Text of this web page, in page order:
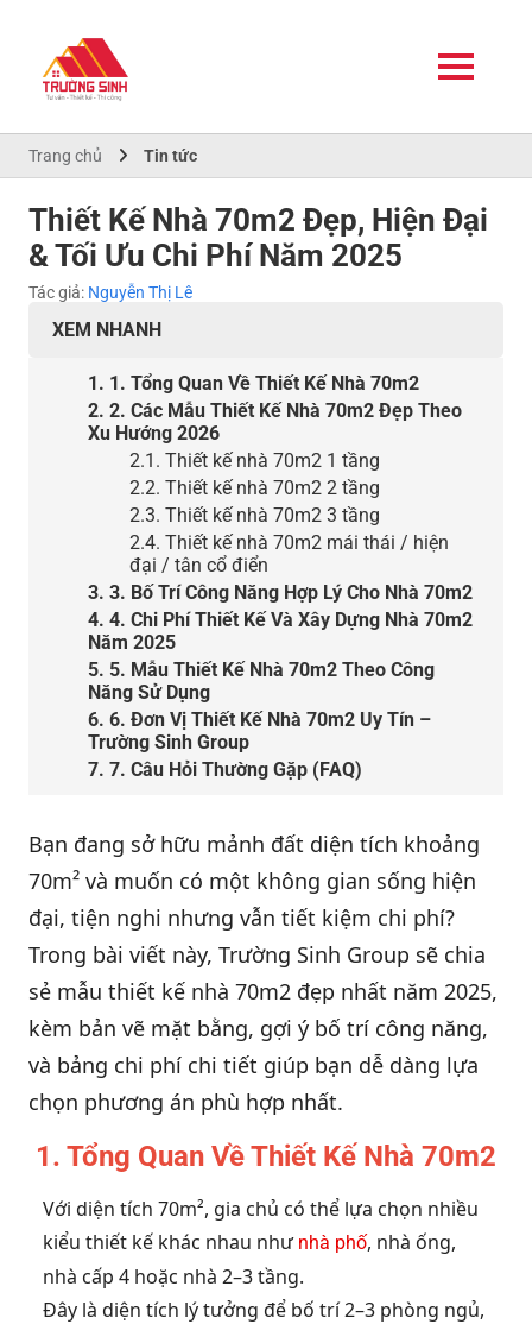
Trang chủ Tin tức
Thiết Kế Nhà 70m2 Đẹp, Hiện Đại
& Tối Ưu Chi Phí Năm 2025
Tác giả: Nguyễn Thị Lê
XEM NHANH
1. 1. Tổng Quan Về Thiết Kế Nhà 70m2
2. 2. Các Mẫu Thiết Kế Nhà 70m2 Đẹp Theo
Xu Hướng 2026
2.1. Thiết kế nhà 70m2 1 tầng
2.2. Thiết kế nhà 70m2 2 tầng
2.3. Thiết kế nhà 70m2 3 tầng
2.4. Thiết kế nhà 70m2 mái thái / hiện
đại / tân cổ điển
3. 3. Bố Trí Công Năng Hợp Lý Cho Nhà 70m2
4. 4. Chi Phí Thiết Kế Và Xây Dựng Nhà 70m2
Năm 2025
5. 5. Mẫu Thiết Kế Nhà 70m2 Theo Công
Năng Sử Dụng
6. 6. Đơn Vị Thiết Kế Nhà 70m2 Uy Tín –
Trường Sinh Group
7. 7. Câu Hỏi Thường Gặp (FAQ)
Bạn đang sở hữu mảnh đất diện tích khoảng
70m² và muốn có một không gian sống hiện
đại, tiện nghi nhưng vẫn tiết kiệm chi phí?
Trong bài viết này, Trường Sinh Group sẽ chia
sẻ mẫu thiết kế nhà 70m2 đẹp nhất năm 2025,
kèm bản vẽ mặt bằng, gợi ý bố trí công năng,
và bảng chi phí chi tiết giúp bạn dễ dàng lựa
chọn phương án phù hợp nhất.
1. Tổng Quan Về Thiết Kế Nhà 70m2
Với diện tích 70m², gia chủ có thể lựa chọn nhiều
kiểu thiết kế khác nhau như nhà phố, nhà ống,
nhà cấp 4 hoặc nhà 2–3 tầng.
Đây là diện tích lý tưởng để bố trí 2–3 phòng ngủ,